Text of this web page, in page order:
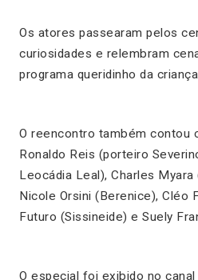
Os atores passearam pelos
curiosidades e relembram
programa queridinho da
O reencontro também contou
Ronaldo Reis (porteiro
Leocádia Leal), Charles
Nicole Orsini (Berenice), Cléo
Futuro (Sissineide) e Suely
O especial foi exibido no canal